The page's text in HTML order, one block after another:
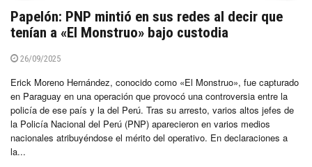
Papelón: PNP mintió en sus redes al decir que
tenían a «El Monstruo» bajo custodia
26/09/2025
Erick Moreno Hernández, conocido como «El Monstruo», fue capturado
en Paraguay en una operación que provocó una controversia entre la
policía de ese país y la del Perú. Tras su arresto, varios altos jefes de
la Policía Nacional del Perú (PNP) aparecieron en varios medios
nacionales atribuyéndose el mérito del operativo. En declaraciones a
la...